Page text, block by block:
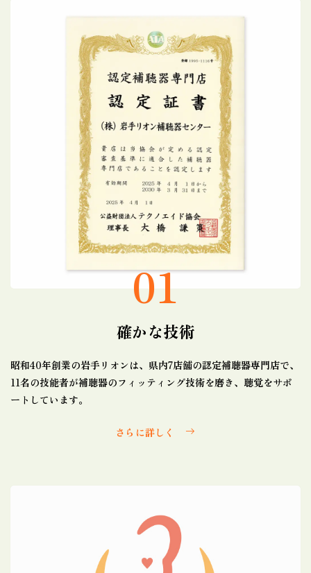
01
確かな技術
昭和40年創業の岩手リオンは、県内7店舗の認定補聴器専門店で、
11名の技能者が補聴器のフィッティング技術を磨き、聴覚をサポ
ートしています。
さらに詳しく